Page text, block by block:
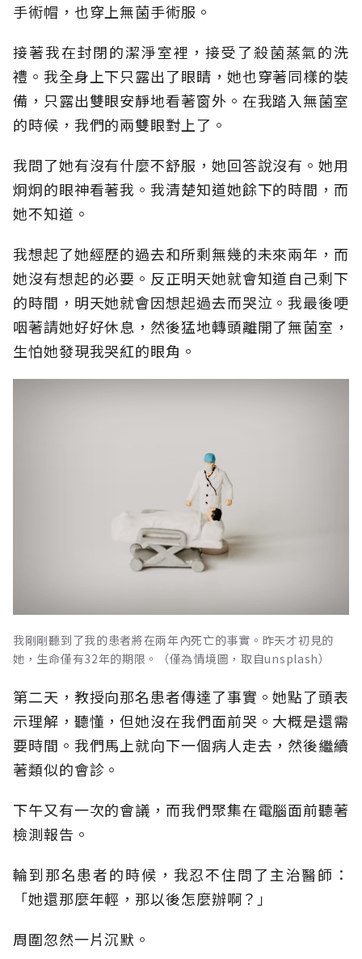
手術帽，也穿上無菌手術服。
接著我在封閉的潔淨室裡，接受了殺菌蒸氣的洗
禮。我全身上下只露出了眼睛，她也穿著同樣的裝
備，只露出雙眼安靜地看著窗外。在我踏入無菌室
的時候，我們的兩雙眼對上了。
我問了她有沒有什麼不舒服，她回答說沒有。她用
炯炯的眼神看著我。我清楚知道她餘下的時間，而
她不知道。
我想起了她經歷的過去和所剩無幾的未來兩年，而
她沒有想起的必要。反正明天她就會知道自己剩下
的時間，明天她就會因想起過去而哭泣。我最後哽
咽著請她好好休息，然後猛地轉頭離開了無菌室，
生怕她發現我哭紅的眼角。
我剛剛聽到了我的患者將在兩年內死亡的事實。昨天才初見的
她，生命僅有32年的期限。（僅為情境圖，取自unsplash）
第二天，教授向那名患者傳達了事實。她點了頭表
示理解，聽懂，但她沒在我們面前哭。大概是還需
要時間。我們馬上就向下一個病人走去，然後繼續
著類似的會診。
下午又有一次的會議，而我們聚集在電腦面前聽著
檢測報告。
輪到那名患者的時候，我忍不住問了主治醫師：
「她還那麼年輕，那以後怎麼辦啊？」
周圍忽然一片沉默。